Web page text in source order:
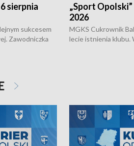
sierpnia
sukcesem
Zawodniczka
„Sport Opolski”
2026
MGKS Cukrownik
lecie istnienia klubu.